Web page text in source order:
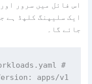
اس فائل میں سرور
ایک سلیپنگ کلپڈ ہے
جائے گا۔